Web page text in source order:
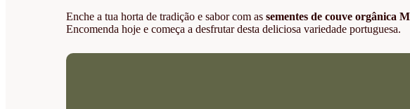
Enche a tua horta de tradição e sabor com assementes de couve orgânica
Encomenda hoje e começa a desfrutar desta deliciosa variedade portuguesa.